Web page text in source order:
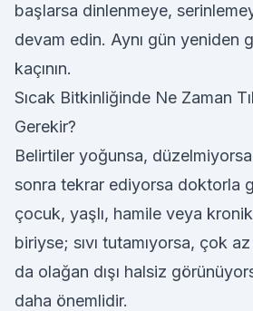
başlarsa dinlenmeye,
devam edin. Aynı gün yeniden
kaçının.
Sıcak Bitkinliğinde Ne Zaman
Gerekir?
Belirtiler yoğunsa,
sonra tekrar ediyorsa doktorla
çocuk, yaşlı, hamile veya kronik
biriyse; sıvı tutamıyorsa, çok
da olağan dışı halsiz
daha önemlidir.